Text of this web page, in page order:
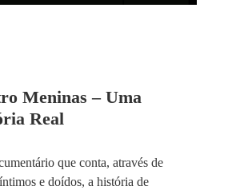
Meninas – Uma
Real
que conta, através de
e doídos, a história de